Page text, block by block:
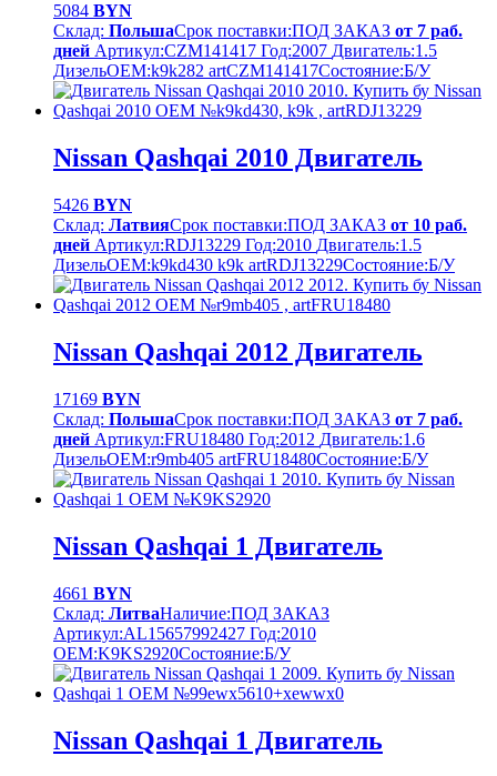
5084 BYN
Склад: ПольшаСрок поставки:ПОД ЗАКАЗ от 7 раб.
дней Артикул:CZM141417 Год:2007 Двигатель:1.5
ДизельOEM:k9k282 artCZM141417Cостояние:Б/У
Nissan Qashqai 2010 Двигатель
5426 BYN
Склад: ЛатвияСрок поставки:ПОД ЗАКАЗ от 10 раб.
дней Артикул:RDJ13229 Год:2010 Двигатель:1.5
ДизельOEM:k9kd430 k9k artRDJ13229Cостояние:Б/У
Nissan Qashqai 2012 Двигатель
17169 BYN
Склад: ПольшаСрок поставки:ПОД ЗАКАЗ от 7 раб.
дней Артикул:FRU18480 Год:2012 Двигатель:1.6
ДизельOEM:r9mb405 artFRU18480Cостояние:Б/У
Nissan Qashqai 1 Двигатель
4661 BYN
Склад: ЛитваНаличие:ПОД ЗАКАЗ
Артикул:AL15657992427 Год:2010
OEM:K9KS2920Cостояние:Б/У
Nissan Qashqai 1 Двигатель